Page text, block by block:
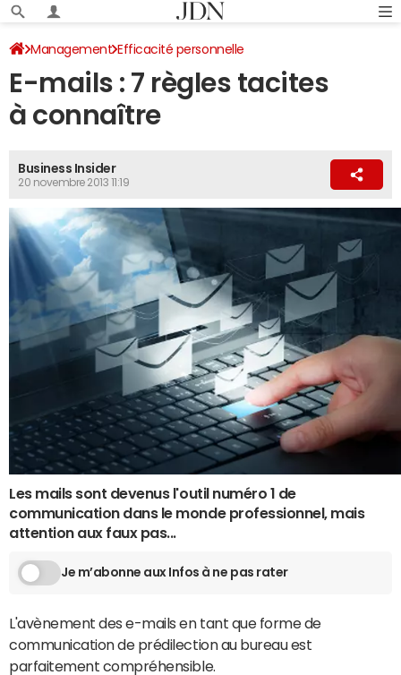
Management Efficacité personnelle
E-mails : 7 règles tacites
à connaître
Business Insider
20 novembre 2013 11:19
Les mails sont devenus l'outil numéro 1 de
communication dans le monde professionnel, mais
attention aux faux pas...
Je m’abonne aux Infos à ne pas rater
L'avènement des e-mails en tant que forme de
communication de prédilection au bureau est
parfaitement compréhensible.